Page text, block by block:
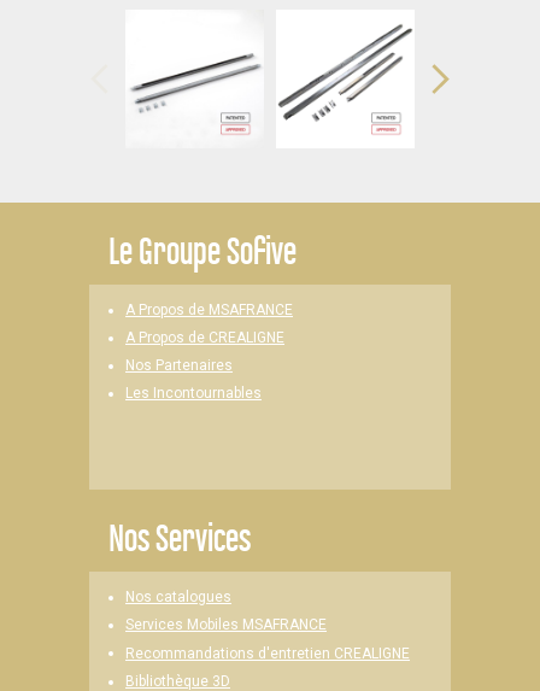
LeGroupe Sofive
A Propos de MSAFRANCE
A Propos de CREALIGNE
Nos Partenaires
Les Incontournables
Nos Services
Nos catalogues
Services Mobiles MSAFRANCE
Recommandations d'entretien CREALIGNE
Bibliothèque 3D